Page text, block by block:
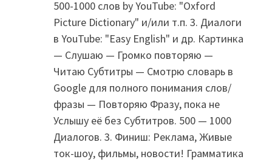
500-1000 слов by YouTube: "Oxford
Picture Dictionary" и/или т.п. 3. Диалоги
в YouTube: "Easy English" и др. Картинка
— Слушаю — Громко повторяю —
Читаю Субтитры — Смотрю словарь в
Google для полного понимания слов/
фразы — Повторяю Фразу, пока не
Услышу её без Субтитров. 500 — 1000
Диалогов. 3. Финиш: Реклама, Живые
ток-шоу, фильмы, новости! Грамматика